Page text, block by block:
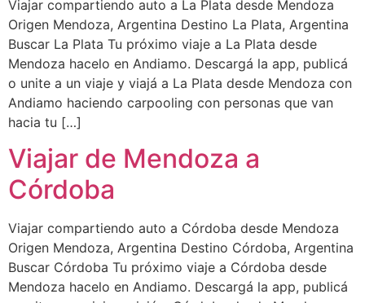
Viajar compartiendo auto a La Plata desde Mendoza
Origen Mendoza, Argentina Destino La Plata, Argentina
Buscar La Plata Tu próximo viaje a La Plata desde
Mendoza hacelo en Andiamo. Descargá la app, publicá
o unite a un viaje y viajá a La Plata desde Mendoza con
Andiamo haciendo carpooling con personas que van
hacia tu […]
Viajar de Mendoza a
Córdoba
Viajar compartiendo auto a Córdoba desde Mendoza
Origen Mendoza, Argentina Destino Córdoba, Argentina
Buscar Córdoba Tu próximo viaje a Córdoba desde
Mendoza hacelo en Andiamo. Descargá la app, publicá